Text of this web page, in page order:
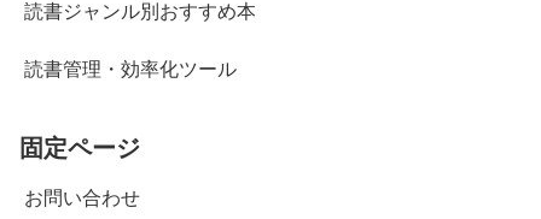
読書ジャンル別おすすめ本
読書管理・効率化ツール
固定ページ
お問い合わせ